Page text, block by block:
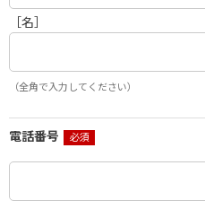
［名］
（全角で入力してください）
電話番号